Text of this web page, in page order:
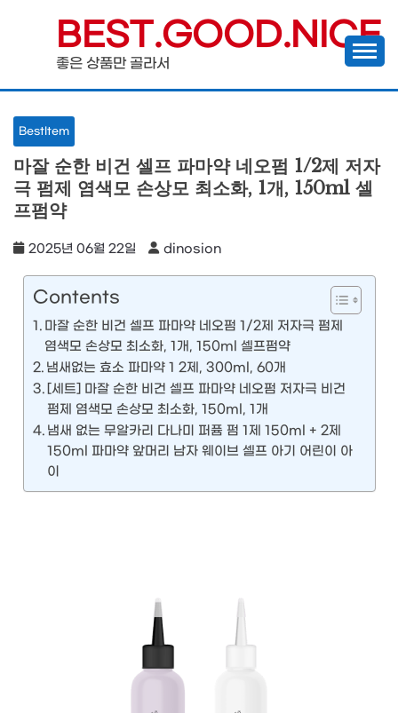
content
BEST.GOOD.NICE
좋은 상품만 골라서
BestItem
마잘 순한 비건 셀프 파마약 네오펌 1/2제 저자
극 펌제 염색모 손상모 최소화, 1개, 150ml 셀
프펌약
2025년 06월 22일 dinosion
Contents
마잘 순한 비건 셀프 파마약 네오펌 1/2제 저자극 펌제
염색모 손상모 최소화, 1개, 150ml 셀프펌약
냄새없는 효소 파마약 1 2제, 300ml, 60개
[세트] 마잘 순한 비건 셀프 파마약 네오펌 저자극 비건
펌제 염색모 손상모 최소화, 150ml, 1개
냄새 없는 무알카리 다나미 퍼퓸 펌 1제 150ml + 2제
150ml 파마약 앞머리 남자 웨이브 셀프 아기 어린이 아
이